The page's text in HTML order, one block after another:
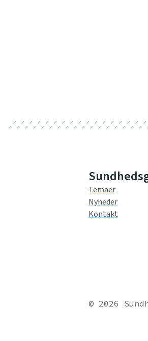
Temaer
Nyheder
Kontakt
© 2026